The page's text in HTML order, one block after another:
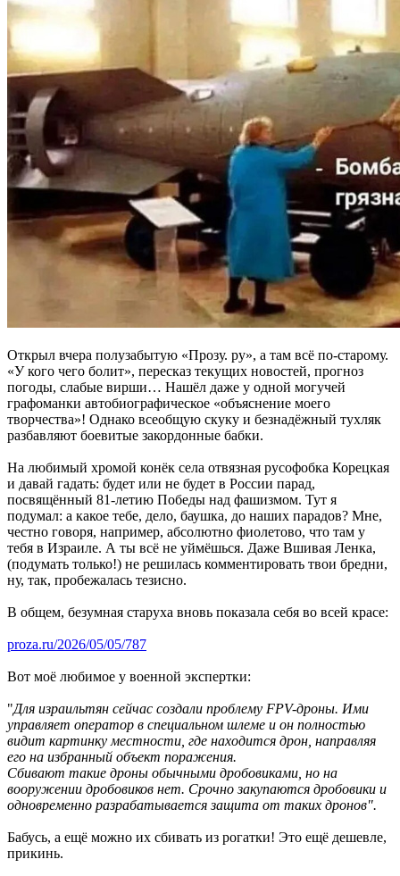
Открыл вчера полузабытую «Прозу. ру», а там всё по-старому.
«У кого чего болит», пересказ текущих новостей, прогноз
погоды, слабые вирши… Нашёл даже у одной могучей
графоманки автобиографическое «объяснение моего
творчества»! Однако всеобщую скуку и безнадёжный тухляк
разбавляют боевитые закордонные бабки.
На любимый хромой конёк села отвязная русофобка Корецкая
и давай гадать: будет или не будет в России парад,
посвящённый 81-летию Победы над фашизмом. Тут я
подумал: а какое тебе, дело, баушка, до наших парадов? Мне,
честно говоря, например, абсолютно фиолетово, что там у
тебя в Израиле. А ты всё не уймёшься. Даже Вшивая Ленка,
(подумать только!) не решилась комментировать твои бредни,
ну, так, пробежалась тезисно.
В общем, безумная старуха вновь показала себя во всей красе:
proza.ru/2026/05/05/787
Вот моё любимое у военной экспертки:
"Для израильтян сейчас создали проблему FPV-дроны. Ими
управляет оператор в специальном шлеме и он полностью
видит картинку местности, где находится дрон, направляя
его на избранный объект поражения.
Сбивают такие дроны обычными дробовиками, но на
вооружении дробовиков нет. Срочно закупаются дробовики и
одновременно разрабатывается защита от таких дронов".
Бабусь, а ещё можно их сбивать из рогатки! Это ещё дешевле,
прикинь.